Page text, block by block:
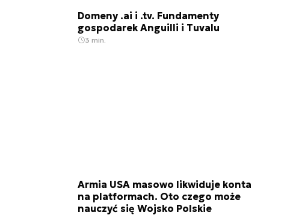
Domeny .ai i .tv. Fundamenty
gospodarek Anguilli i Tuvalu
3 min.
Armia USA masowo likwiduje konta
na platformach. Oto czego może
nauczyć się Wojsko Polskie